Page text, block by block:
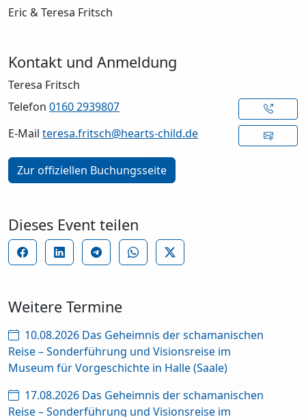
Eric & Teresa Fritsch
Kontakt und Anmeldung
Teresa Fritsch
Telefon 0160 2939807
E-Mail teresa.fritsch@hearts-child.de
Zur offiziellen Buchungsseite
Dieses Event teilen
Weitere Termine
10.08.2026 Das Geheimnis der schamanischen
Reise – Sonderführung und Visionsreise im
Museum für Vorgeschichte in Halle (Saale)
17.08.2026 Das Geheimnis der schamanischen
Reise – Sonderführung und Visionsreise im